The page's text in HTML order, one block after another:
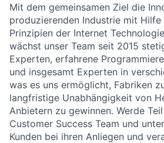
Mit dem gemeinsamen Ziel die
produzierenden Industrie mit
Prinzipien der Internet
wächst unser Team seit 2015
Experten, erfahrene
und insgesamt Experten in
was es uns ermöglicht, Fabriken
langfristige Unabhängigkeit von
Anbietern zu gewinnen. Werde
Customer Success Team und
Kunden bei ihren Anliegen und